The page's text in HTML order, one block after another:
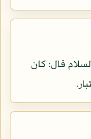
قال: كان